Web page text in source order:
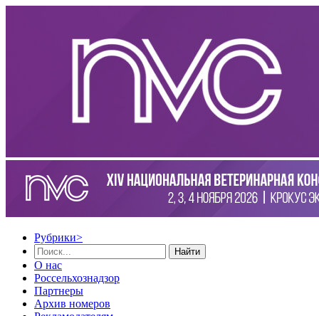
Рубрики>
Найти
О нас
Россельхознадзор
Партнеры
Архив номеров